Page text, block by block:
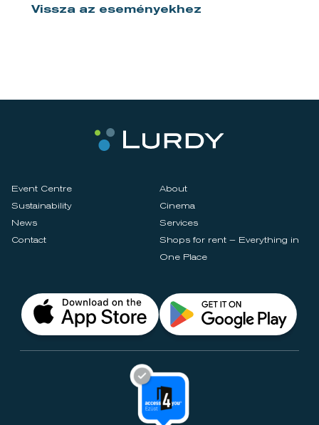
Vissza az eseményekhez
Event Centre
About
Sustainability
Cinema
News
Services
Contact
Shops for rent – Everything in
One Place